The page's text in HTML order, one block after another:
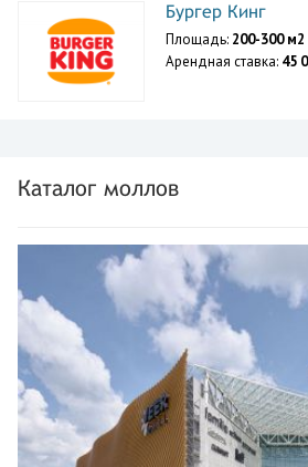
Бургер Кинг
Площадь: 200-300 м2
Арендная ставка: 45
Каталог моллов